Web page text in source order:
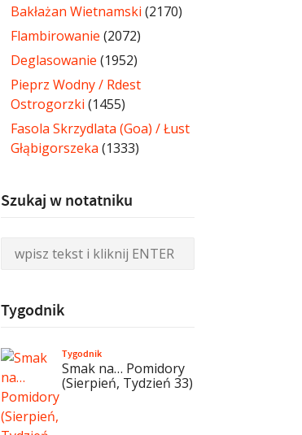
Bakłażan Wietnamski (2170)
Flambirowanie (2072)
Deglasowanie (1952)
Pieprz Wodny / Rdest
Ostrogorzki (1455)
Fasola Skrzydlata (Goa) / Łust
Głąbigorszeka (1333)
Szukaj w notatniku
Tygodnik
Tygodnik
Smak na… Pomidory
(Sierpień, Tydzień 33)